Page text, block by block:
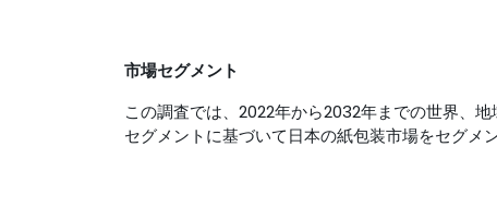
市場セグメント
この調査では、2022年から2032年までの世界、
セグメントに基づいて日本の紙包装市場をセグメ